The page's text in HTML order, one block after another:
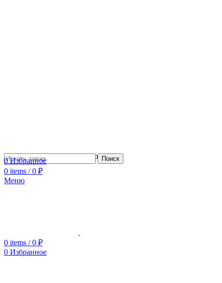
Сотрудничество с дизайнерамиПоиск
0Избранное
0 items / 0 ₽
Меню
0 items / 0 ₽
0 Избранное